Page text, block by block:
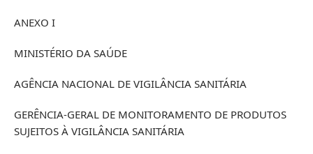
ANEXO I
MINISTÉRIO DA SAÚDE
AGÊNCIA NACIONAL DE VIGILÂNCIA SANITÁRIA
GERÊNCIA-GERAL DE MONITORAMENTO DE PRODUTOS
SUJEITOS À VIGILÂNCIA SANITÁRIA